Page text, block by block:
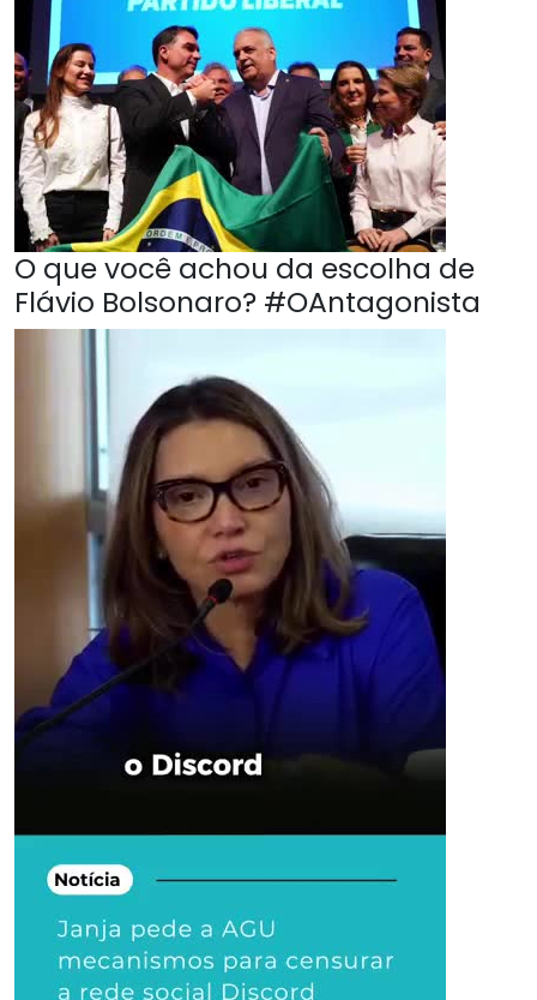
O que você achou da escolha de
Flávio Bolsonaro? #OAntagonista